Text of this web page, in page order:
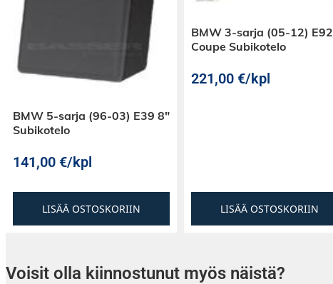
BMW 5-sarja (96-03) E39 8″
Subikotelo
141,00 €/kpl
LISÄÄ OSTOSKORIIN
BMW 3-sarja (05-12) E92
Coupe Subikotelo
221,00 €/kpl
LISÄÄ OSTOSKORIIN
Voisit olla kiinnostunut myös näistä?